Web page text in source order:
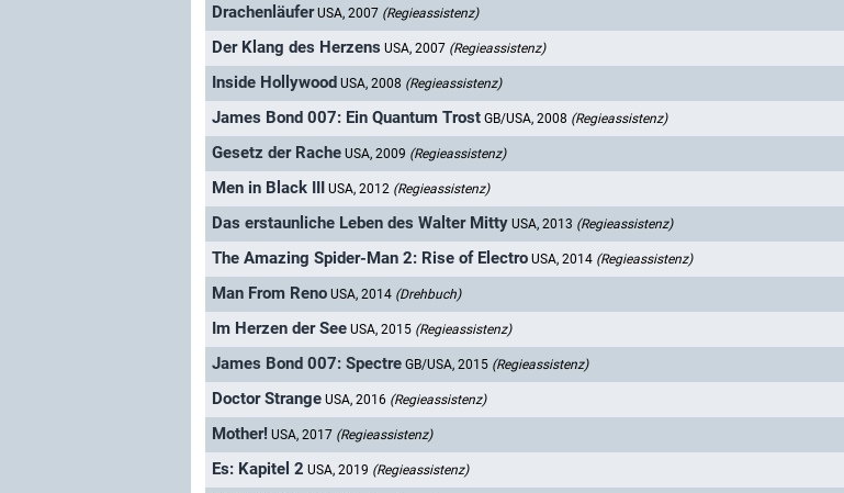
Drachenläufer USA, 2007 (Regieassistenz)
Der Klang des Herzens USA, 2007 (Regieassistenz)
Inside Hollywood USA, 2008 (Regieassistenz)
James Bond 007: Ein Quantum Trost GB/USA, 2008 (Regieassistenz)
Gesetz der Rache USA, 2009 (Regieassistenz)
Men in Black III USA, 2012 (Regieassistenz)
Das erstaunliche Leben des Walter Mitty USA, 2013 (Regieassistenz)
The Amazing Spider-Man 2: Rise of Electro USA, 2014 (Regieassistenz)
Man From Reno USA, 2014 (Drehbuch)
Im Herzen der See USA, 2015 (Regieassistenz)
James Bond 007: Spectre GB/USA, 2015 (Regieassistenz)
Doctor Strange USA, 2016 (Regieassistenz)
Mother! USA, 2017 (Regieassistenz)
Es: Kapitel 2 USA, 2019 (Regieassistenz)